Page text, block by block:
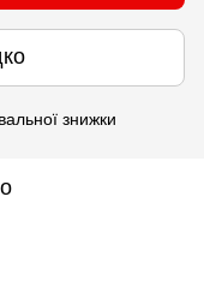
знижки